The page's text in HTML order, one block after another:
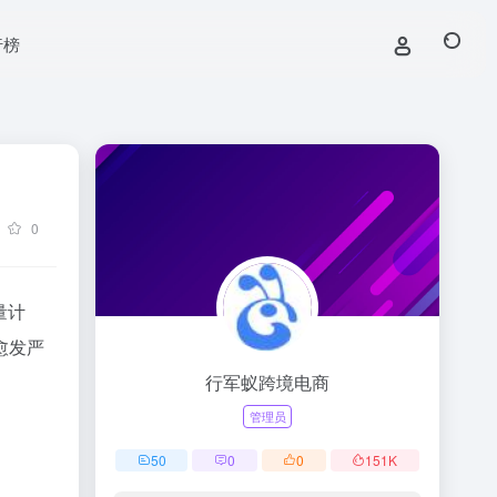
0
计
发严
行军蚁跨境电商
管理员
50 0 0 151K